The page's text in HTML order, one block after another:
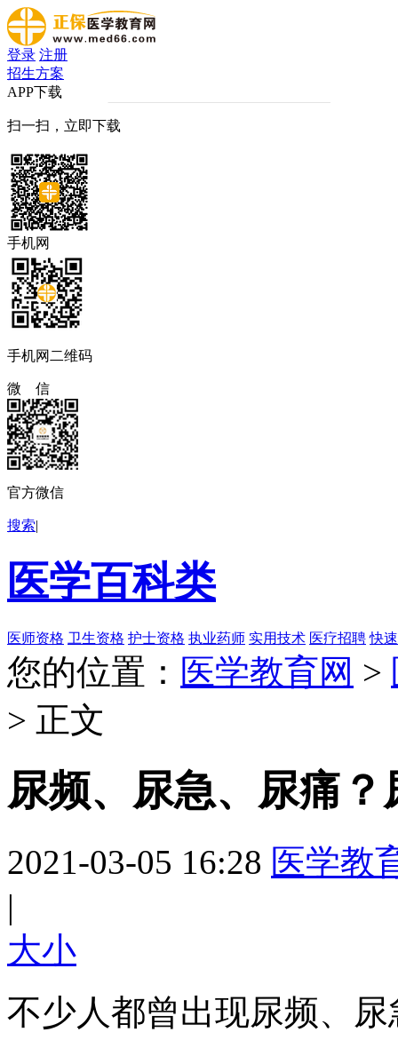
登录 注册
招生方案
APP下载
扫一扫，立即下载
手机网
手机网二维码
微 信
官方微信
搜索|
医学百科类
医师资格 卫生资格 护士资格 执业药师 实用技术 医疗招聘 快
您的位置： 医学教育网 >
> 正文
尿频、尿急、尿痛
2021-03-05 16:28 医学教
|
大小
不少人都曾出现尿频、